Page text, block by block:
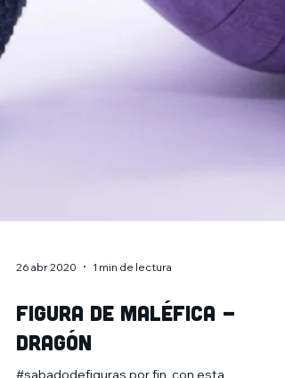
26 abr 2020